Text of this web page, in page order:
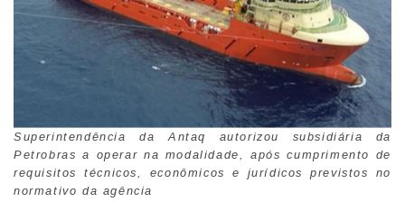
Superintendência da Antaq autorizou subsidiária da
Petrobras a operar na modalidade, após cumprimento de
requisitos técnicos, econômicos e jurídicos previstos no
normativo da agência